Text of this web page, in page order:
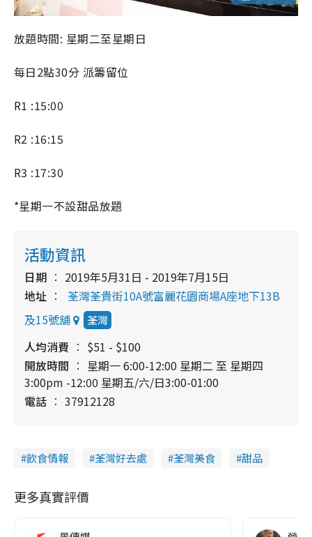
放題時間: 星期二至星期日
每日2點30分 派籌留位
R1 :15:00
R2 :16:15
R3 :17:30
*星期一不設甜品放題
活動資訊
日期
2019年5月31日 - 2019年7月15日
地址
荃灣荃貴街10A號富麗花園商場A座地下13B
及15號舖
荃灣
人均消費
$51 - $100
開放時間
星期一 6:00-12:00 星期二 至 星期四
3:00pm -12:00 星期五/六/日3:00-01:00
電話
37912128
飲食情報 荃灣好去處 荃灣美食 甜品
更多真實評價